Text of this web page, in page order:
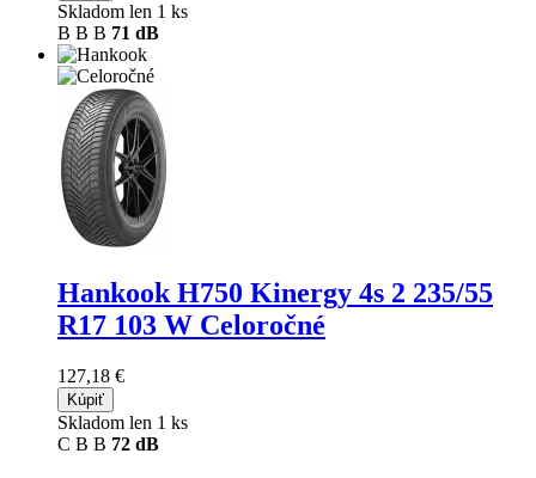
Skladom len 1 ks
B B B 71 dB
Hankook H750 Kinergy 4s 2 235/55
R17 103 W Celoročné
127,18 €
Kúpiť
Skladom len 1 ks
C B B 72 dB